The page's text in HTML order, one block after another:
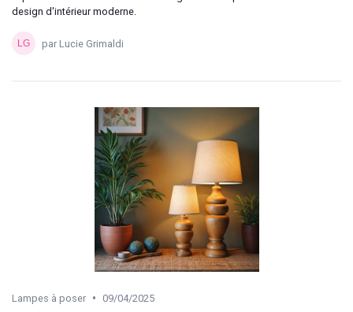
design d'intérieur moderne.
par Lucie Grimaldi
Lampes à poser • 09/04/2025